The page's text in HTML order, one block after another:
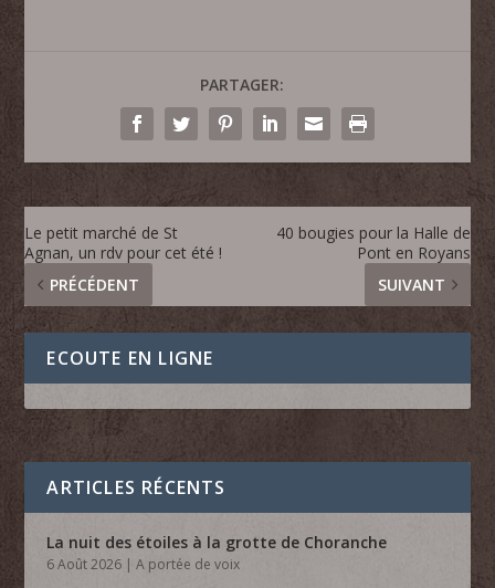
PARTAGER:
Le petit marché de St
Agnan, un rdv pour cet été !
PRÉCÉDENT
40 bougies pour la Halle de
Pont en Royans
SUIVANT
ECOUTE EN LIGNE
ARTICLES RÉCENTS
La nuit des étoiles à la grotte de Choranche
6 Août 2026 |A portée de voix